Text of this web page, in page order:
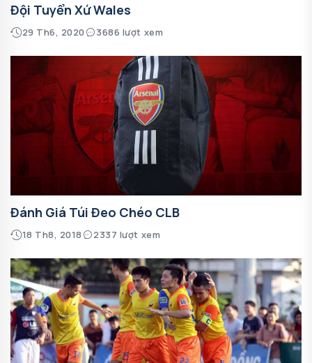
Đội Tuyển Xứ Wales
29 Th6, 2020 3686 lượt xem
Đánh Giá Túi Đeo Chéo CLB
18 Th8, 2018 2337 lượt xem